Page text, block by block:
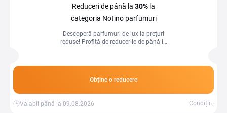
Reduceri de până la 30% la
categoria Notino parfumuri
Descoperă parfumuri de lux la prețuri
reduse! Profită de reducerile de până la
un preț avantajos.
Obține o reducere
Valabil până la 09.08.2026 Condiții